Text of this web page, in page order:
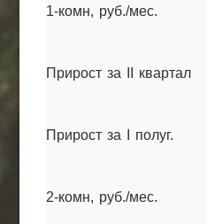
1-комн, руб./мес.
Прирост за II квартал
Прирост за I полуг.
2-комн, руб./мес.